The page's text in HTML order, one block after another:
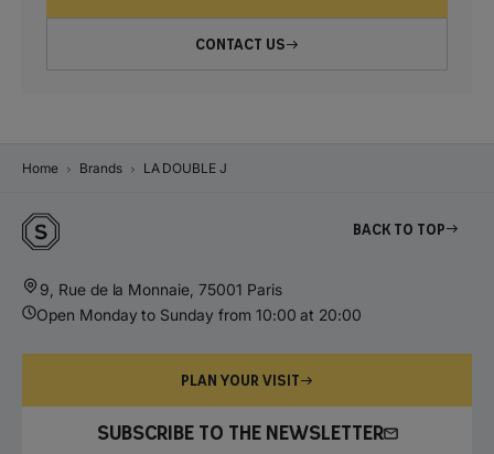
CONTACT US
Home Brands LA DOUBLE J
Back to top
9, Rue de la Monnaie, 75001 Paris
Open Monday to Sunday from 10:00 at 20:00
PLAN YOUR VISIT
SUBSCRIBE TO THE NEWSLETTER